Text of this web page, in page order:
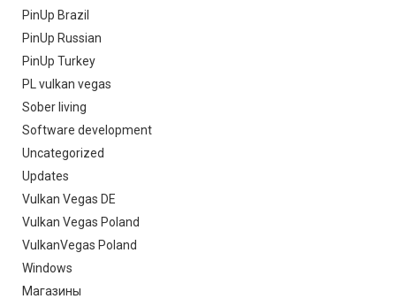
PinUp Brazil
PinUp Russian
PinUp Turkey
PL vulkan vegas
Sober living
Software development
Uncategorized
Updates
Vulkan Vegas DE
Vulkan Vegas Poland
VulkanVegas Poland
Windows
Магазины